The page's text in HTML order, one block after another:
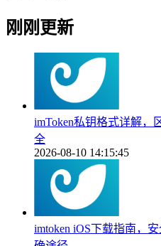
刚刚更新
imToken私钥格式详解，
全
2026-08-10 14:15:45
imtoken iOS下载指南，